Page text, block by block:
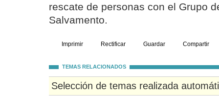
rescate de personas con el Grupo
Salvamento.
Imprimir Rectificar Guardar Compartir
TEMAS RELACIONADOS
Selección de temas realizada